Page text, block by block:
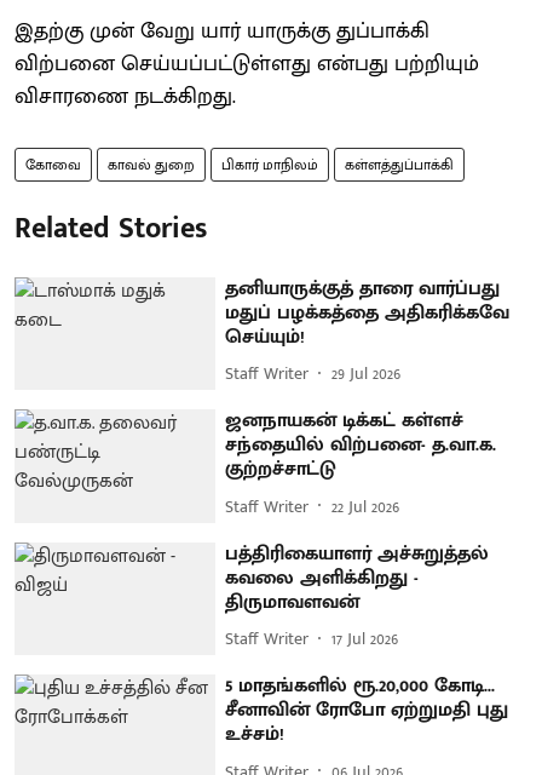
இதற்கு முன் வேறு யார் யாருக்கு துப்பாக்கி
விற்பனை செய்யப்பட்டுள்ளது என்பது பற்றியும்
விசாரணை நடக்கிறது.
கோவை காவல் துறை பிகார் மாநிலம் கள்ளத்துப்பாக்கி
Related Stories
தனியாருக்குத் தாரை வார்ப்பது
மதுப் பழக்கத்தை அதிகரிக்கவே
செய்யும்!
Staff Writer 29 Jul 2026
ஜனநாயகன் டிக்கட் கள்ளச்
சந்தையில் விற்பனை- த.வா.க.
குற்றச்சாட்டு
Staff Writer 22 Jul 2026
பத்திரிகையாளர் அச்சுறுத்தல்
கவலை அளிக்கிறது -
திருமாவளவன்
Staff Writer 17 Jul 2026
5 மாதங்களில் ரூ.20,000 கோடி...
சீனாவின் ரோபோ ஏற்றுமதி புது
உச்சம்!